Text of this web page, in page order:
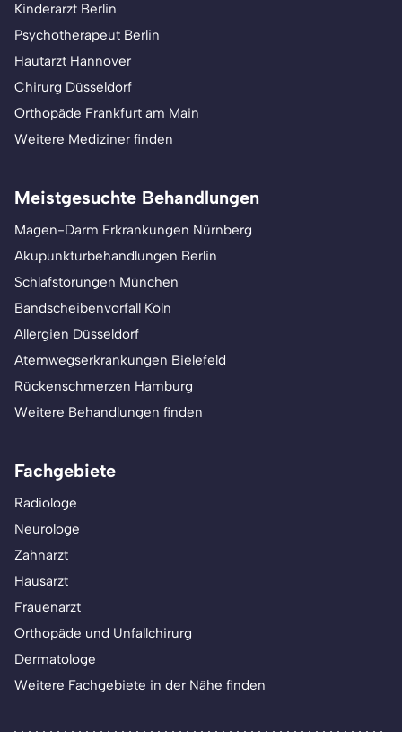
Kinderarzt Berlin
Psychotherapeut Berlin
Hautarzt Hannover
Chirurg Düsseldorf
Orthopäde Frankfurt am Main
Weitere Mediziner finden
Meistgesuchte Behandlungen
Magen-Darm Erkrankungen Nürnberg
Akupunkturbehandlungen Berlin
Schlafstörungen München
Bandscheibenvorfall Köln
Allergien Düsseldorf
Atemwegserkrankungen Bielefeld
Rückenschmerzen Hamburg
Weitere Behandlungen finden
Fachgebiete
Radiologe
Neurologe
Zahnarzt
Hausarzt
Frauenarzt
Orthopäde und Unfallchirurg
Dermatologe
Weitere Fachgebiete in der Nähe finden